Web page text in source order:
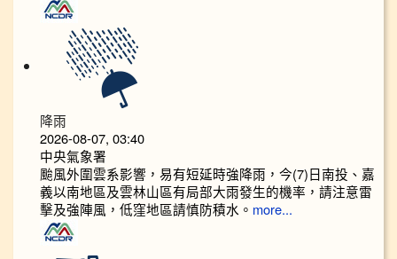
降雨
2026-08-07, 03:40
中央氣象署
颱風外圍雲系影響，易有短延時強降雨，今(7)日南投、嘉
義以南地區及雲林山區有局部大雨發生的機率，請注意雷
擊及強陣風，低窪地區請慎防積水。 more...